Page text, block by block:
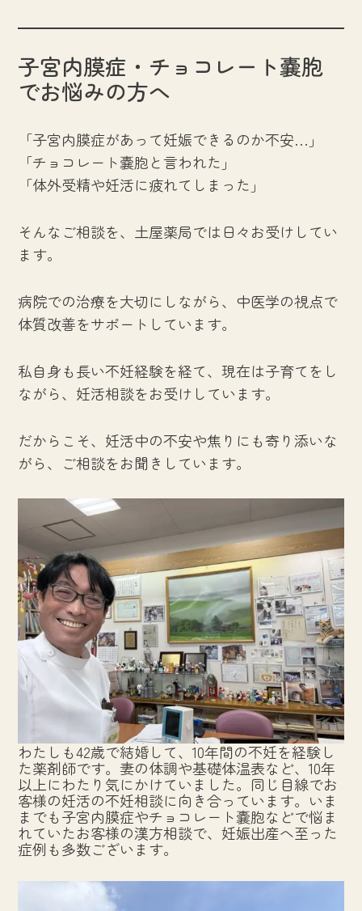
子宮内膜症・チョコレート嚢胞
でお悩みの方へ
「子宮内膜症があって妊娠できるのか不安…」
「チョコレート嚢胞と言われた」
「体外受精や妊活に疲れてしまった」
そんなご相談を、土屋薬局では日々お受けしてい
ます。
病院での治療を大切にしながら、中医学の視点で
体質改善をサポートしています。
私自身も長い不妊経験を経て、現在は子育てをし
ながら、妊活相談をお受けしています。
だからこそ、妊活中の不安や焦りにも寄り添いな
がら、ご相談をお聞きしています。
わたしも42歳で結婚して、10年間の不妊を経験し
た薬剤師です。妻の体調や基礎体温表など、10年
以上にわたり気にかけていました。同じ目線でお
客様の妊活の不妊相談に向き合っています。いま
までも子宮内膜症やチョコレート嚢胞などで悩ま
れていたお客様の漢方相談で、妊娠出産へ至った
症例も多数ございます。